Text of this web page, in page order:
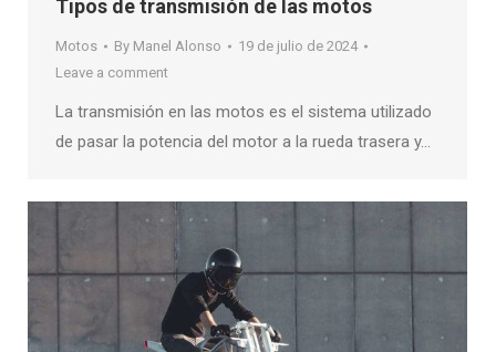
Tipos de transmisión de las motos
Motos By Manel Alonso
19 de julio de 2024
Leave a comment
La transmisión en las motos es el sistema utilizado
de pasar la potencia del motor a la rueda trasera y…